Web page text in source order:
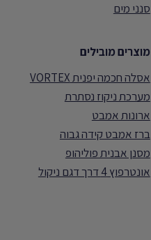
סנני מים
מוצרים מובילים
אסלה חכמה יפנית VORTEX
מערכת ניקוז נסתרת
ארונות אמבט
ברז אמבט קידה גבוה
מסנן אבנית פוליהופ
אונטרפוץ 4 דרך דגם ניקול